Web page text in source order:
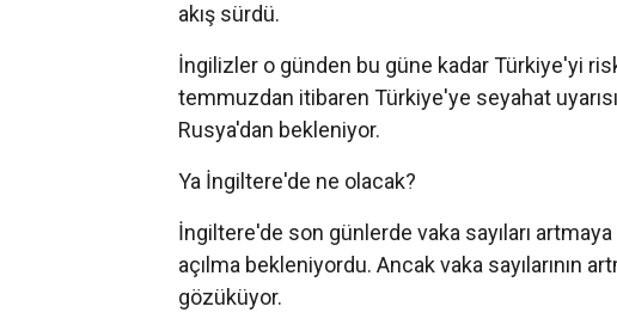
akış sürdü.
İngilizler o günden bu güne kadar Türkiye'yi
temmuzdan itibaren Türkiye'ye seyahat
Rusya'dan bekleniyor.
Ya İngiltere'de ne olacak?
İngiltere'de son günlerde vaka sayıları
açılma bekleniyordu. Ancak vaka sayılarının
gözüküyor.